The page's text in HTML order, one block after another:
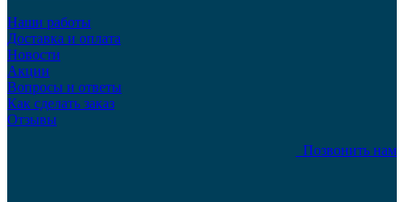
Наши работы
Доставка и оплата
Новости
Акции
Вопросы и ответы
Как сделать заказ
Отзывы
Позвонить нам